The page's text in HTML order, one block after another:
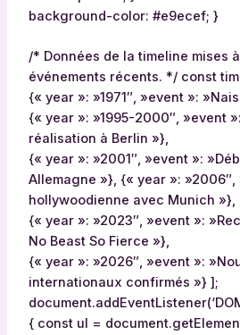
background-color: #e9ecef; }
/* Données de la timeline mises
événements récents. */ const
{« year »: »1971″, »event »:
{« year »: »1995-2000″, »event
réalisation à Berlin »},
{« year »: »2001″, »event »:
Allemagne »}, {« year »:
hollywoodienne avec Munich »},
{« year »: »2023″, »event »:
No Beast So Fierce »},
{« year »: »2026″, »event »:
internationaux confirmés »} ];
{ const ul =